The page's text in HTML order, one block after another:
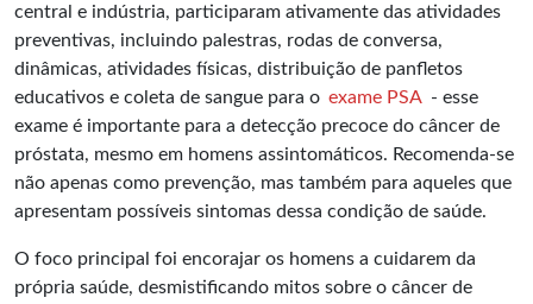
central e indústria, participaram ativamente das atividades
preventivas, incluindo palestras, rodas de conversa,
dinâmicas, atividades físicas, distribuição de panfletos
educativos e coleta de sangue para o exame PSA - esse
exame é importante para a detecção precoce do câncer de
próstata, mesmo em homens assintomáticos. Recomenda-se
não apenas como prevenção, mas também para aqueles que
apresentam possíveis sintomas dessa condição de saúde.
O foco principal foi encorajar os homens a cuidarem da
própria saúde, desmistificando mitos sobre o câncer de